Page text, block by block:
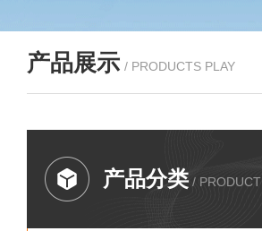
产品展示 / PRODUCTS PLAY
产品分类 / PRODUCT